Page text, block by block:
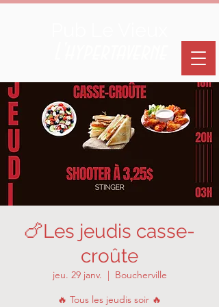
🍗Les jeudis casse-
croûte
jeu. 29 janv.
  |
Boucherville
🔥 Tous les jeudis soir 🔥